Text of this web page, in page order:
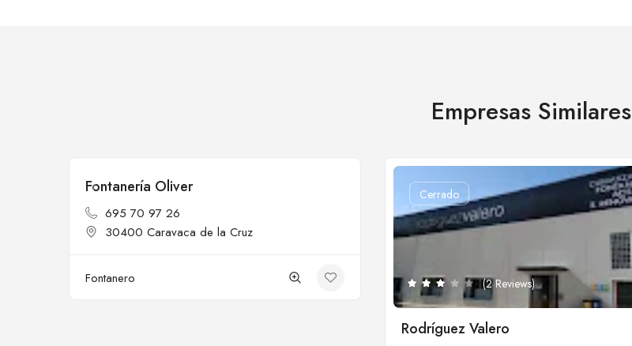
Empresas Similares
Cerrado
Fontanería Oliver
695 70 97 26
30400 Caravaca de la Cruz
Fontanero
Cerrado
(2 Reviews)
Rodríguez Valero